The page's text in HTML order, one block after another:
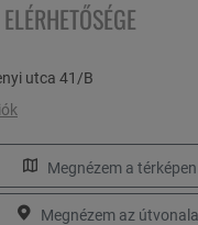
Az Egri vár, a hangulatos
a Török Fürdő és
de Egerszalók és
körülbelül 200 pincét
borkedvelők számára
szélén fekvő város
népszerű turisztikai
utca 41/B
Megnézem a térképen
Megnézem az